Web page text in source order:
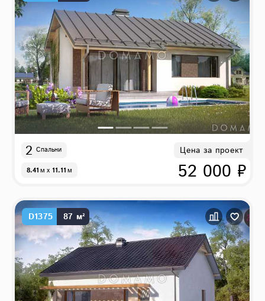
2 Спальни
8.41м x 11.11м
Цена за проект
52 000 ₽
D1375 87 м²